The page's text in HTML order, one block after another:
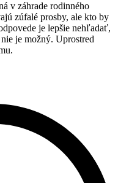
v záhrade rodinného
zúfalé prosby, ale kto by
je lepšie nehľadať,
je možný. Uprostred